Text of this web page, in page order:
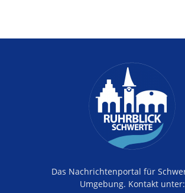
Das Nachrichtenportal für
Umgebung. Kontakt unter: